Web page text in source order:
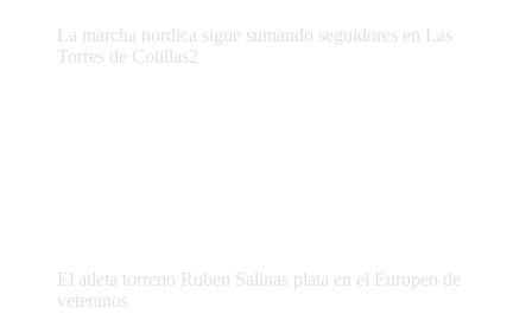
La marcha nordica sigue sumando seguidores en Las
Torres de Cotillas2
El atleta torreno Ruben Salinas plata en el Europeo de
veteranos